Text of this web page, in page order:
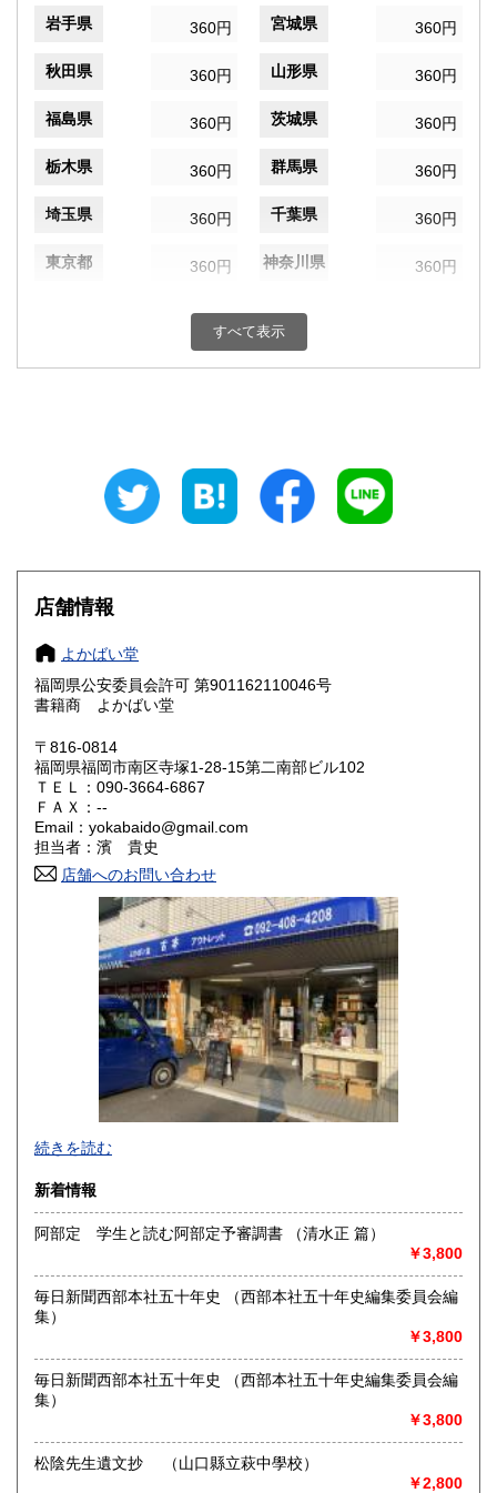
岩手県 360円 宮城県 360円
秋田県 360円 山形県 360円
福島県 360円 茨城県 360円
栃木県 360円 群馬県 360円
埼玉県 360円 千葉県 360円
東京都 360円 神奈川県 360円
360円 富山県
360円 三重県
大阪府
奈良県
鳥取県 360円 島根県
岡山県
山口県 360円
香川県
高知県 360円
360円 長崎県
360円 大分県
360円 鹿児島県
360円
すべて表示
店舗情報
よかばい堂
福岡県公安委員会許可 第901162110046号
書籍商 よかばい堂
〒816-0814
福岡県福岡市南区寺塚1-28-15第二南部ビル102
ＴＥＬ：090-3664-6867
ＦＡＸ：--
Email：yokabaido@gmail.com
担当者：濱 貴史
店舗へのお問い合わせ
◆出張買取・本の整理・遺品整理・実家整理・生前整理・終
続きを読む
新着情報
阿部定 学生と読む阿部定予審調書 （清水正 篇）
￥3,800
毎日新聞西部本社五十年史 （西部本社五十年史編集委員会編
集）
￥3,800
毎日新聞西部本社五十年史 （西部本社五十年史編集委員会編
集）
￥3,800
松陰先生遺文抄 （山口縣立萩中學校）
￥2,800